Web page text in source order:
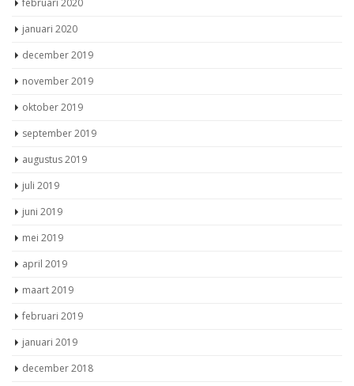
januari 2020
december 2019
november 2019
oktober 2019
september 2019
augustus 2019
juli 2019
juni 2019
mei 2019
april 2019
maart 2019
februari 2019
januari 2019
december 2018